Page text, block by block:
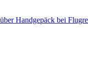
Handgepäck bei